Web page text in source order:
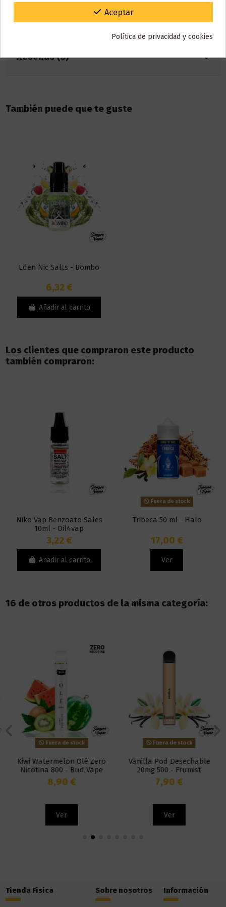
Detalles del producto
Reseñas (0)
También puede que te guste
Eden Nic Salts - Bombo
6,32 €
Añadir al carrito
Los clientes que compraron este producto
también compraron:
Niko Vap Benzoato Sales
10ml - Oil4vap
3,22 €
Añadir al carrito
Fuera de stock
Tribeca 50 ml - Halo
17,00 €
Ver
16 de otros productos de la misma categoría:
Fuera de stock
Kiwi Watermelon Olé Zero
Nicotina 800 - Bud Vape
8,90 €
Ver
Fuera de stock
Vanilla Pod Desechable
20mg 500 - Frumist
7,90 €
Ver
Tienda Física Sobre nosotros Información
Gracias por tu paciencia y por seguir confiando en nosotros.
Aceptar
Política de privacidad y cookies